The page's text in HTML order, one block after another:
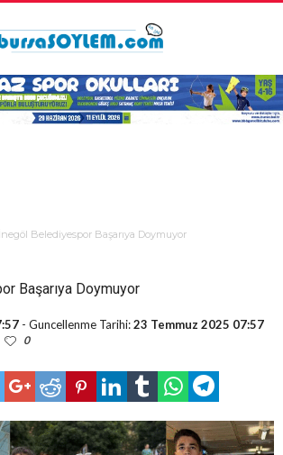
İnegöl Belediyespor Başarıya Doymuyor
Başarıya Doymuyor
- Guncellenme Tarihi:23 Temmuz 2025 07:57
0